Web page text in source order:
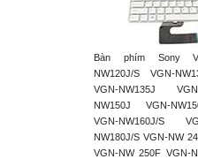
Bàn phím Sony
NW120J/S VGN-
VGN-NW135J
NW150J VGN-
VGN-NW160J/S
NW180J/S VGN-NW
VGN-NW 250F VGN-